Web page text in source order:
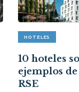
HOTELES
10 hoteles
ejemplos
RSE